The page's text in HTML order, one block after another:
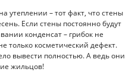
утеплении – тот факт, что стены
Если стены постоянно будут
конденсат – грибок не
только косметический дефект.
вывести полностью. А ведь они
жильцов!